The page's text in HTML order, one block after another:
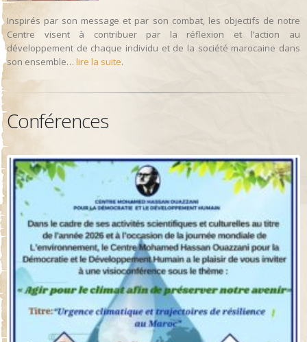
Inspirés par son message et par son combat, les objectifs de notre
Centre visent à contribuer par la réflexion et l’action au
développement de chaque individu et de la société marocaine dans
son ensemble… lire la suite.
Conférences